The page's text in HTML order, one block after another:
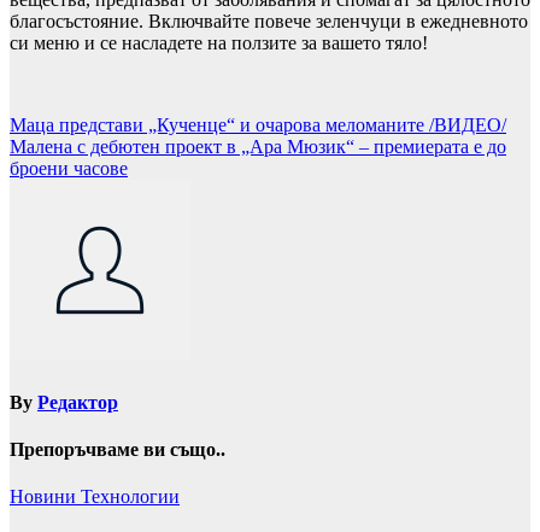
благосъстояние. Включвайте повече зеленчуци в ежедневното
си меню и се насладете на ползите за вашето тяло!
Навигация
Маца представи „Кученце“ и очарова меломаните /ВИДЕО/
Малена с дебютен проект в „Ара Мюзик“ – премиерата е до
броени часове
By Редактор
Препоръчваме ви също..
Новини Технологии